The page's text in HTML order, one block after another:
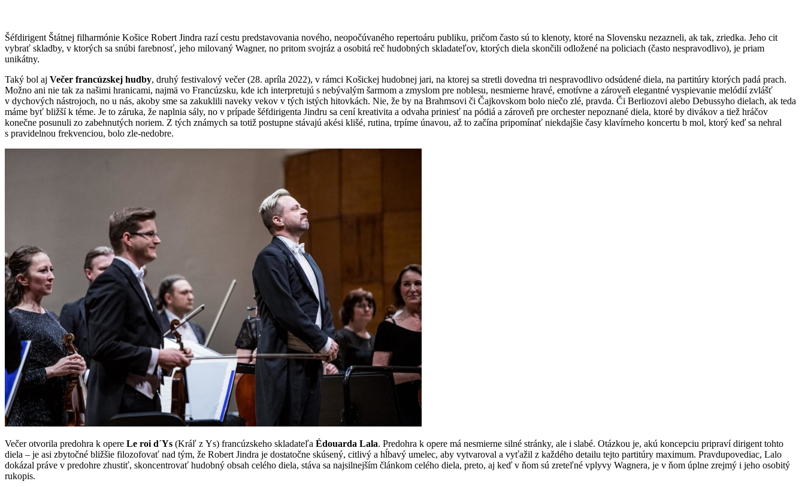
Šéfdirigent Štátnej filharmónie Košice Robert Jindra razí cestu predstavovania nového, neopočúvaného repertoáru publiku, pričom často sú to klenoty, ktoré na Slovensku nezazneli, ak tak, zriedka. Jeho cit
vybrať skladby, v ktorých sa snúbi farebnosť, jeho milovaný Wagner, no pritom svojráz a osobitá reč hudobných skladateľov, ktorých diela skončili odložené na policiach (často nespravodlivo), je priam
unikátny.
Taký bol aj Večer francúzskej hudby, druhý festivalový večer (28. apríla 2022), v rámci Košickej hudobnej jari, na ktorej sa stretli dovedna tri nespravodlivo odsúdené diela, na partitúry ktorých padá prach.
Možno ani nie tak za našimi hranicami, najmä vo Francúzsku, kde ich interpretujú s nebývalým šarmom a zmyslom pre noblesu, nesmierne hravé, emotívne a zároveň elegantné vyspievanie melódií zvlášť
v dychových nástrojoch, no u nás, akoby sme sa zakuklili naveky vekov v tých istých hitovkách. Nie, že by na Brahmsovi či Čajkovskom bolo niečo zlé, pravda. Či Berliozovi alebo Debussyho dielach, ak teda
máme byť bližší k téme. Je to záruka, že naplnia sály, no v prípade šéfdirigenta Jindru sa cení kreativita a odvaha priniesť na pódiá a zároveň pre orchester nepoznané diela, ktoré by divákov a tiež hráčov
konečne posunuli zo zabehnutých noriem. Z tých známych sa totiž postupne stávajú akési klišé, rutina, trpíme únavou, až to začína pripomínať niekdajšie časy klavírneho koncertu b mol, ktorý keď sa nehral
s pravidelnou frekvenciou, bolo zle-nedobre.
Večer otvorila predohra k opere Le roi d´Ys (Kráľ z Ys) francúzskeho skladateľa Édouarda Lala. Predohra k opere má nesmierne silné stránky, ale i slabé. Otázkou je, akú koncepciu pripraví dirigent tohto
diela – je asi zbytočné bližšie filozofovať nad tým, že Robert Jindra je dostatočne skúsený, citlivý a hĺbavý umelec, aby vytvaroval a vyťažil z každého detailu tejto partitúry maximum. Pravdupovediac, Lalo
dokázal práve v predohre zhustiť, skoncentrovať hudobný obsah celého diela, stáva sa najsilnejším článkom celého diela, preto, aj keď v ňom sú zreteľné vplyvy Wagnera, je v ňom úplne zrejmý i jeho osobitý
rukopis.